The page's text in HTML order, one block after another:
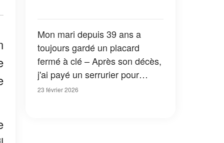
Mon mari depuis 39 ans a
toujours gardé un placard
fermé à clé – Après son décès,
j'ai payé un serrurier pour
l'ouvrir, et j'aurais préféré ne
23 février 2026